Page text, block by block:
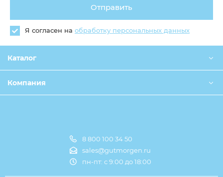
Оплата и доставка
Отправить
Я согласен на обработку персональных данных
Каталог
Компания
8 800 100 34 50
sales@gutmorgen.ru
пн-пт: с 9:00 до 18:00